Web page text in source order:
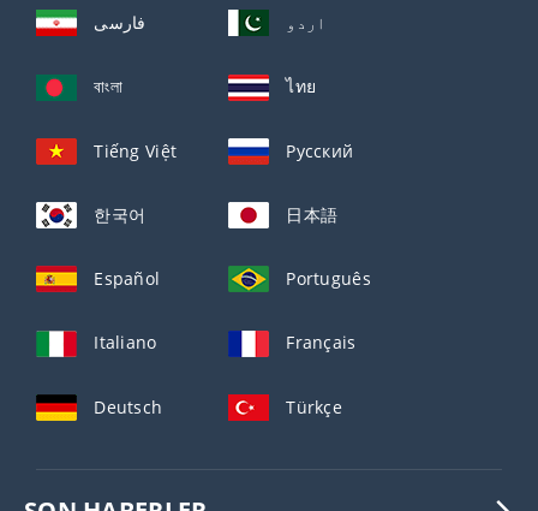
فارسی اردو
বাংলা ไทย
Tiếng Việt Русский
한국어 日本語
Español Português
Italiano Français
Deutsch Türkçe